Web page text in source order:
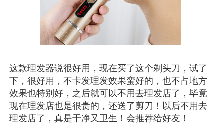
这款理发器说很好用，现在买了这个剃头刀，试了
下，很好用，不卡发理发效果蛮好的，也不占地方
效果也特别好，之后就可以不用去理发店了，毕竟
现在理发店也是很贵的，还送了剪刀！以后不用去
理发店了，真是干净又卫生！会推荐给好友！